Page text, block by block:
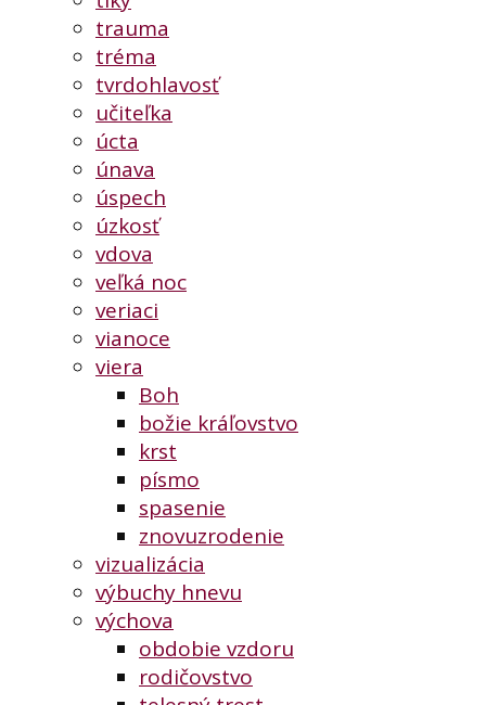
trauma
tréma
tvrdohlavosť
učiteľka
úcta
únava
úspech
úzkosť
vdova
veľká noc
veriaci
vianoce
viera
Boh
božie kráľovstvo
krst
písmo
spasenie
znovuzrodenie
vizualizácia
výbuchy hnevu
výchova
obdobie vzdoru
rodičovstvo